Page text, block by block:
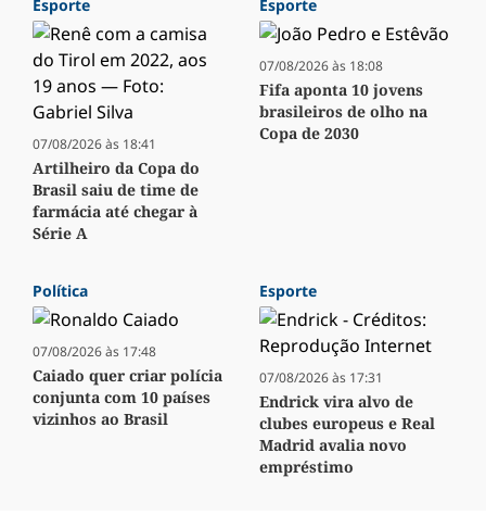
Esporte
07/08/2026 às 18:41
Artilheiro da Copa do
Brasil saiu de time de
farmácia até chegar à
Série A
Esporte
07/08/2026 às 18:08
Fifa aponta 10 jovens
brasileiros de olho na
Copa de 2030
Política
07/08/2026 às 17:48
Caiado quer criar polícia
conjunta com 10 países
vizinhos ao Brasil
Esporte
07/08/2026 às 17:31
Endrick vira alvo de
clubes europeus e Real
Madrid avalia novo
empréstimo